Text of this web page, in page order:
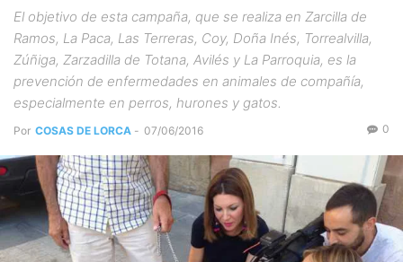
El objetivo de esta campaña, que se realiza en Zarcilla de
Ramos, La Paca, Las Terreras, Coy, Doña Inés, Torrealvilla,
Zúñiga, Zarzadilla de Totana, Avilés y La Parroquia, es la
prevención de enfermedades en animales de compañía,
especialmente en perros, hurones y gatos.
Por COSAS DE LORCA - 07/06/2016 0